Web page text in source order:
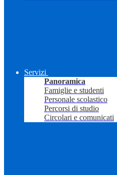
Servizi
Panoramica
Famiglie e studenti
Personale scolastico
Percorsi di studio
Circolari e comunicati